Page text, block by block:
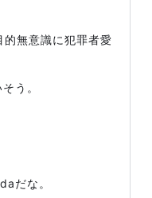
無意識に犯罪者愛
う。
だな。